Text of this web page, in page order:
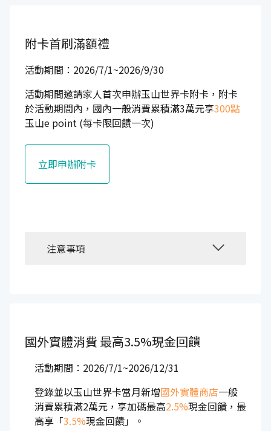
附卡首刷滿額禮
活動期間：2026/7/1~2026/9/30
活動期間邀請家人首次申辦玉山世界卡附卡，附卡
於活動期間內，國內一般消費累積滿3萬元享300點
玉山e point (每卡限回饋一次)
立即申辦附卡
注意事項
國外實體消費 最高3.5%現金回饋
活動期間：2026/7/1~2026/12/31
登錄並以玉山世界卡當月新增國外實體商店一般
消費累積滿2萬元，享加碼最高2.5%現金回饋，最
高享「3.5%現金回饋」。